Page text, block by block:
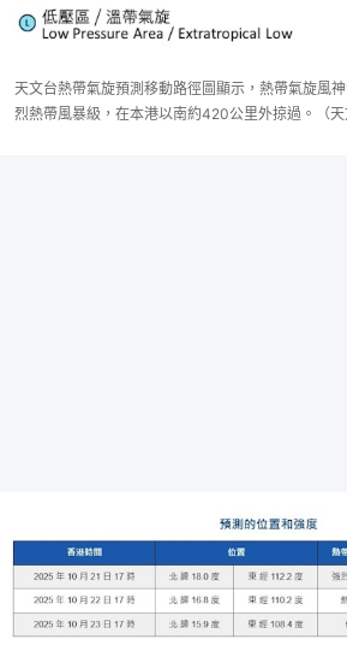
天文台熱帶氣旋預測移動路徑圖顯示，熱帶氣旋風
烈熱帶風暴級，在本港以南約420公里外掠過。（天